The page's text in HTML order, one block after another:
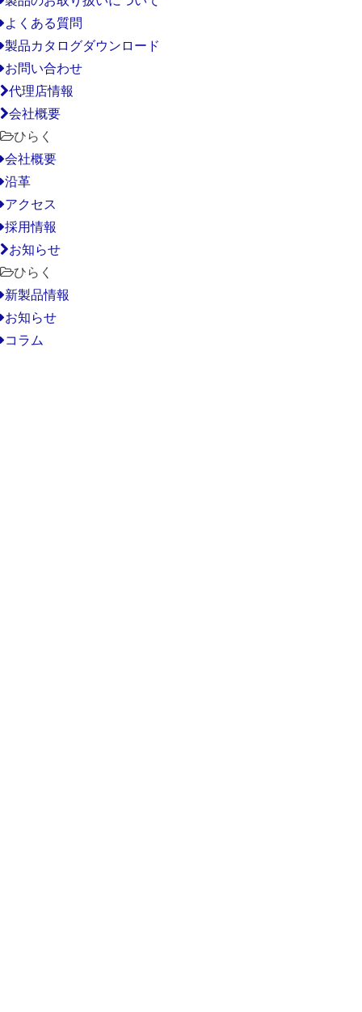
よくある質問
製品カタログダウンロード
お問い合わせ
代理店情報
会社概要
ひらく
会社概要
沿革
アクセス
採用情報
お知らせ
ひらく
新製品情報
お知らせ
コラム